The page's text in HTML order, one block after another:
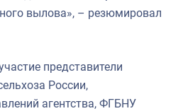
вылова», – резюмировал
представители
России,
агентства, ФГБНУ